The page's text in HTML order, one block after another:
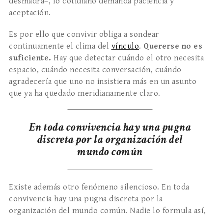
aceptación.
Es por ello que convivir obliga a sondear
continuamente el clima del vínculo. Quererse no es
suficiente. Hay que detectar cuándo el otro necesita
espacio, cuándo necesita conversación, cuándo
agradecería que uno no insistiera más en un asunto
que ya ha quedado meridianamente claro.
En toda convivencia hay una pugna
discreta por la organización del
mundo común
Existe además otro fenómeno silencioso. En toda
convivencia hay una pugna discreta por la
organización del mundo común. Nadie lo formula así,